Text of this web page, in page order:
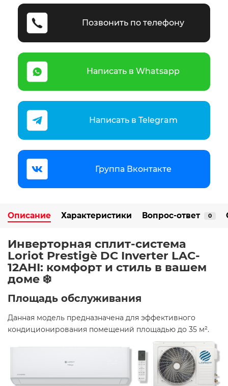
Позвонить по телефону
Написать в Whatsapp
Написать в Telegram
Группа Вконтакте
Описание Характеристики Вопрос-ответ 0
Инверторная сплит-система
Loriot Prestigè DC Inverter LAC-
12AHI: комфорт и стиль в вашем
доме ❄️
Площадь обслуживания
Данная модель предназначена для эффективного
кондиционирования помещений площадью до 35 м². ​